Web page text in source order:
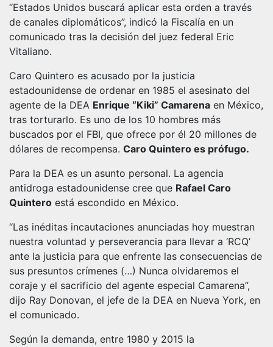
“Estados Unidos buscará aplicar esta orden a través
de canales diplomáticos”, indicó la Fiscalía en un
comunicado tras la decisión del juez federal Eric
Vitaliano.
Caro Quintero es acusado por la justicia
estadounidense de ordenar en 1985 el asesinato del
agente de la DEA Enrique “Kiki” Camarena en México,
tras torturarlo. Es uno de los 10 hombres más
buscados por el FBI, que ofrece por él 20 millones de
dólares de recompensa. Caro Quintero es prófugo.
Para la DEA es un asunto personal. La agencia
antidroga estadounidense cree que Rafael Caro
Quintero está escondido en México.
“Las inéditas incautaciones anunciadas hoy muestran
nuestra voluntad y perseverancia para llevar a ‘RCQ’
ante la justicia para que enfrente las consecuencias de
sus presuntos crímenes (…) Nunca olvidaremos el
coraje y el sacrificio del agente especial Camarena”,
dijo Ray Donovan, el jefe de la DEA en Nueva York, en
el comunicado.
Según la demanda, entre 1980 y 2015 la